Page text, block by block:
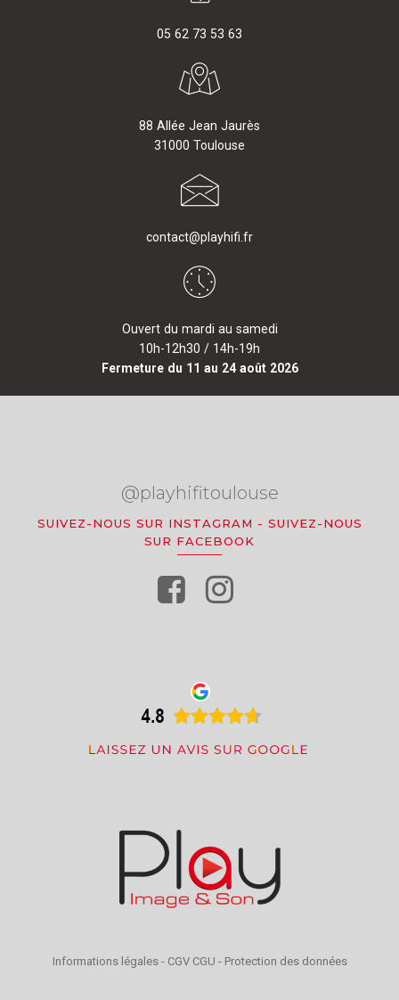
05 62 73 53 63
88 Allée Jean Jaurès
31000 Toulouse
contact@playhifi.fr
Ouvert du mardi au samedi
10h-12h30 / 14h-19h
Fermeture du 11 au 24 août 2026
@playhifitoulouse
SUIVEZ-NOUS SUR INSTAGRAM - SUIVEZ-NOUS
SUR FACEBOOK
Informations légales- CGV CGU - Protection des données